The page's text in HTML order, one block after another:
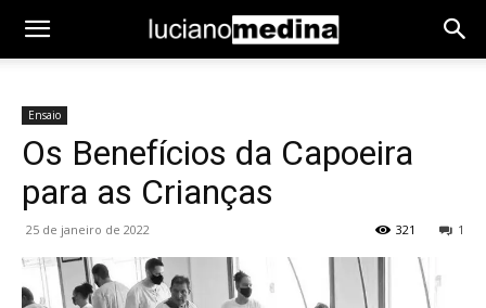
Ensaio
Os Benefícios da Capoeira
para as Crianças
25 de janeiro de 2022 1
321